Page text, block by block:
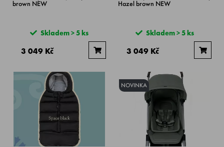
brown NEW
Skladem > 5 ks
3 049 Kč
Hazel brown NEW
Skladem > 5 ks
3 049 Kč
NOVINKA